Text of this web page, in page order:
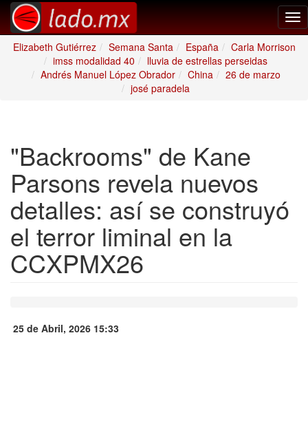
Elizabeth Gutiérrez
Semana Santa España
Carla Morrison
imss modalidad 40
lluvia de estrellas perseidas
Andrés Manuel López Obrador
China
26 de marzo
josé paradela
"Backrooms" de Kane
Parsons revela nuevos
detalles: así se construyó
el terror liminal en la
CCXPMX26
25 de Abril, 2026 15:33